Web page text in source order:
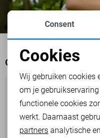
OOK HET BEKIJKEN
Noodzakelijke
Personalisatie
Analytische
Consent
Cookies
Wij gebruiken cookies
om je
functionele cookies
werkt. Daarnaast
partners analytische